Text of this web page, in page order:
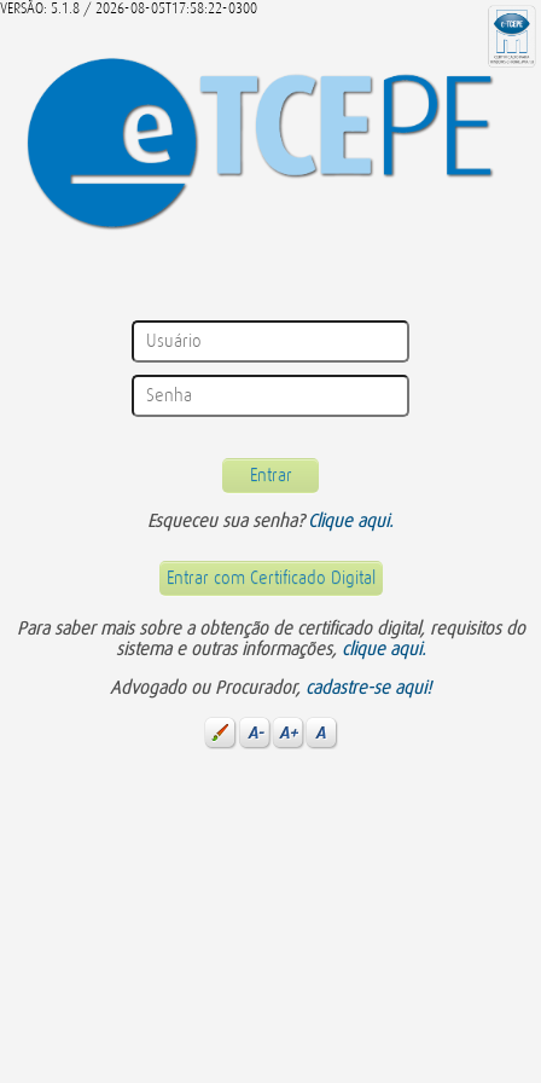
Esqueceu sua senha? Clique aqui.
Entrar com Certificado Digital
Para saber mais sobre a obtenção de certificado digital, requisitos do
sistema e outras informações, clique aqui.
Advogado ou Procurador, cadastre-se aqui!
VERSÃO: 5.1.8 / 2026-08-05T17:58:22-0300